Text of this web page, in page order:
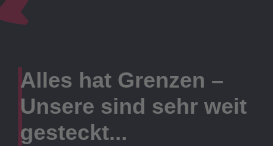
Alles hat Grenzen –
Unsere sind sehr weit
gesteckt...